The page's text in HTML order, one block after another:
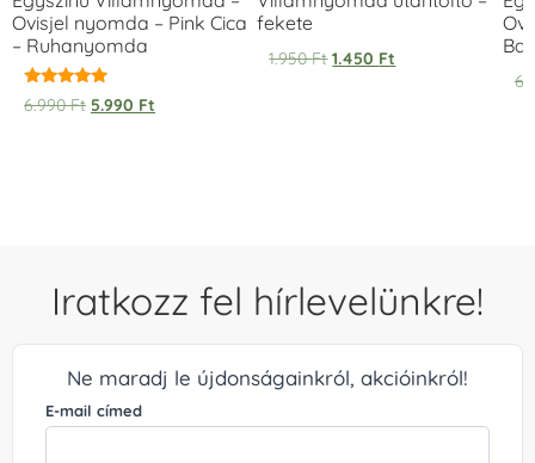
Ovisjel nyomda – Pink Cica
– Ruhanyomda
Értékelés:
5.00
6.990Ft 5.990 Ft
fekete
1.950Ft 1.450 Ft
Iratkozz fel hírlevelünkre!
Ne maradj le újdonságainkról, akcióinkról!
E-mail címed